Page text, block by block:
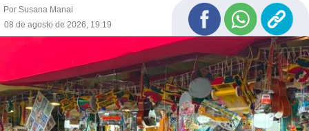
Por Susana Manai
08 de agosto de 2026, 19:19